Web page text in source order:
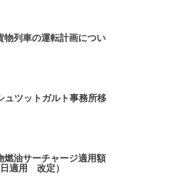
物列車の運転計画につい
ュツットガルト事務所移
燃油サーチャージ適用額
適用 改定）